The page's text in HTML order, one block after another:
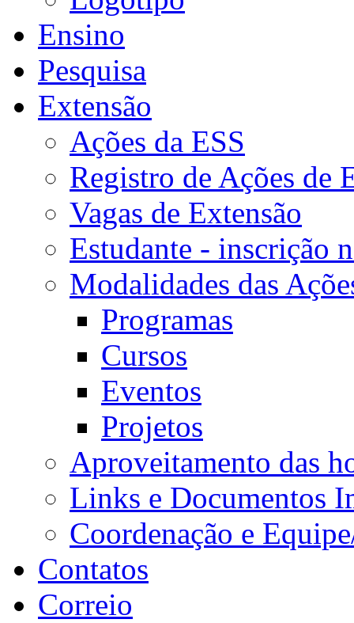
Ensino
Pesquisa
Extensão
Ações da ESS
Registro de Ações de
Vagas de Extensão
Estudante - inscrição
Modalidades das
Programas
Cursos
Eventos
Projetos
Aproveitamento das
Links e Documentos
Coordenação e
Contatos
Correio